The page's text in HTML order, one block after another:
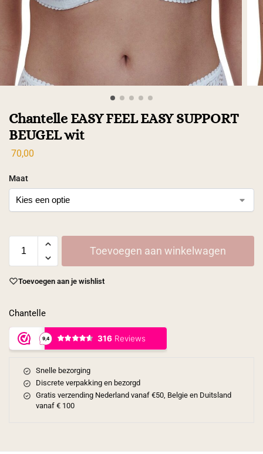
Chantelle EASY FEEL EASY SUPPORT
BEUGEL wit
70,00
Maat
Toevoegen aan winkelwagen
Toevoegen aan je wishlist
Chantelle
Snelle bezorging
Discrete verpakking en bezorgd
Gratis verzending Nederland vanaf €50, Belgie en Duitsland
vanaf € 100